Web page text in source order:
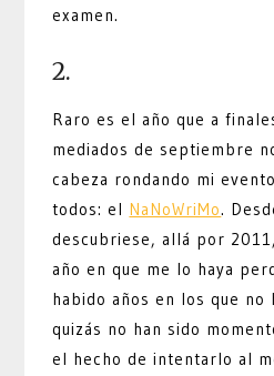
examen.
2.
Raro es el año que a
mediados de septiembre
cabeza rondando mi
todos: el NaNoWriMo.
descubriese, allá por
año en que me lo haya
habido años en los que no
quizás no han sido
el hecho de intentarlo al